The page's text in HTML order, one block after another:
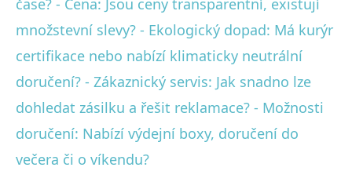
množstevní slevy? - Ekologický dopad: Má kurýr
certifikace nebo nabízí klimaticky neutrální
doručení? - Zákaznický servis: Jak snadno lze
dohledat zásilku a řešit reklamace? - Možnosti
doručení: Nabízí výdejní boxy, doručení do
večera či o víkendu?